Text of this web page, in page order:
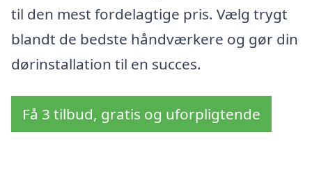
til den mest fordelagtige pris. Vælg trygt
blandt de bedste håndværkere og gør din
dørinstallation til en succes.
Få 3 tilbud, gratis og uforpligtende